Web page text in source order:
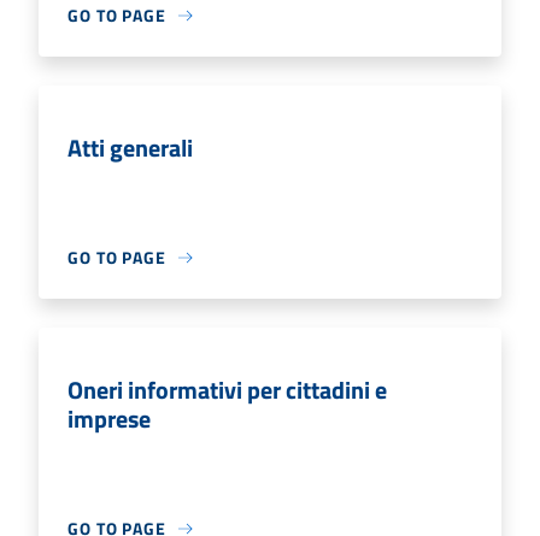
GO TO PAGE
Atti generali
GO TO PAGE
Oneri informativi per cittadini e
imprese
GO TO PAGE